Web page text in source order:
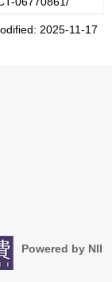
2025-11-17
Powered by NII